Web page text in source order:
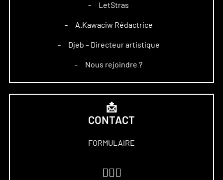
– LetStras
– A.Kawaciw Rédactrice
– Djeb – Directeur artistique
– Nous rejoindre ?
📩
CONTACT
FORMULAIRE